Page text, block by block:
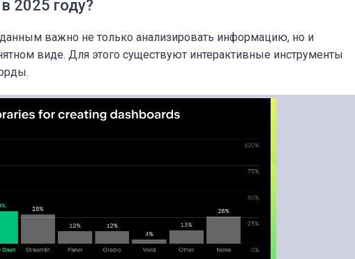
2025 году?
важно не только анализировать информацию, но и
виде. Для этого существуют интерактивные инструменты